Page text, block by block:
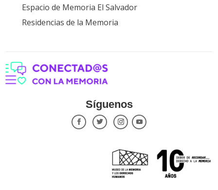
Espacio de Memoria El Salvador
Residencias de la Memoria
Síguenos